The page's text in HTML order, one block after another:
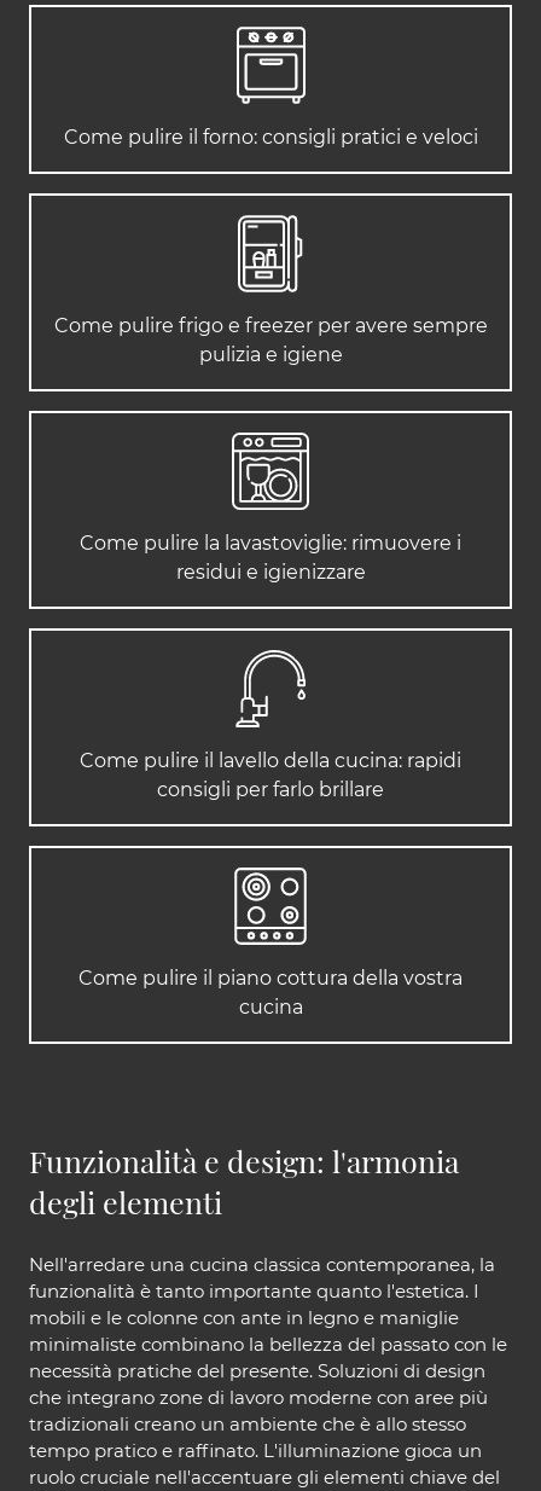
Come pulire il forno: consigli pratici e veloci
Come pulire frigo e freezer per avere sempre
pulizia e igiene
Come pulire la lavastoviglie: rimuovere i
residui e igienizzare
Come pulire il lavello della cucina: rapidi
consigli per farlo brillare
Come pulire il piano cottura della vostra
cucina
Funzionalità e design: l'armonia
degli elementi
Nell'arredare una cucina classica contemporanea, la
funzionalità è tanto importante quanto l'estetica. I
mobili e le colonne con ante in legno e maniglie
minimaliste combinano la bellezza del passato con le
necessità pratiche del presente. Soluzioni di design
che integrano zone di lavoro moderne con aree più
tradizionali creano un ambiente che è allo stesso
tempo pratico e raffinato. L'illuminazione gioca un
ruolo cruciale nell'accentuare gli elementi chiave del